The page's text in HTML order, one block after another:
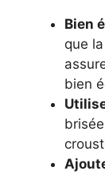
Bien
que
bien